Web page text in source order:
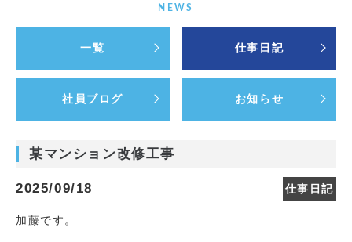
NEWS
一覧 仕事日記
社員ブログ お知らせ
某マンション改修工事
2025/09/18 仕事日記
加藤です。